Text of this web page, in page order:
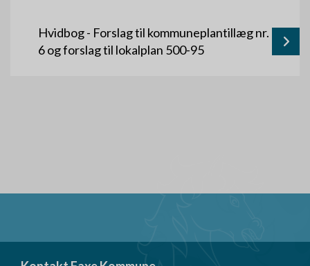
Hvidbog - Forslag til kommuneplantillæg nr.
6 og forslag til lokalplan 500-95